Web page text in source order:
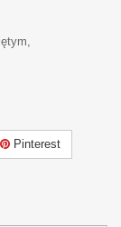
Pinterest